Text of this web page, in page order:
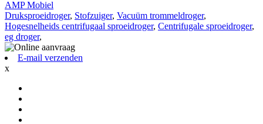
AMP Mobiel
Druksproeidroger, Stofzuiger, Vacuüm trommeldroger,
Hogesnelheids centrifugaal sproeidroger, Centrifugale sproeidroger,
eg droger,
E-mail verzenden
x